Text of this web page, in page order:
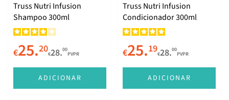
Truss Nutri Infusion
Shampoo 300ml
€25.20€28.00
PVPR
ADICIONAR
Truss Nutri Infusion
Condicionador 300ml
€25.19€28.00
PVPR
ADICIONAR